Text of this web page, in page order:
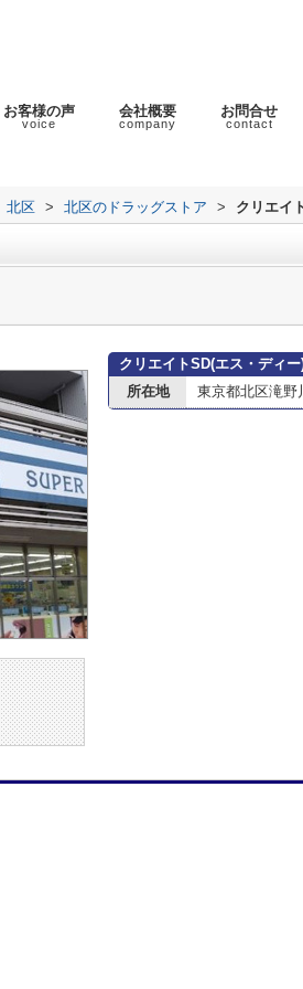
お客様の声
voice
会社概要
company
お問合せ
contact
北区 > 北区のドラッグストア > クリエイ
クリエイトSD(エス・ディ
所在地
東京都北区滝野